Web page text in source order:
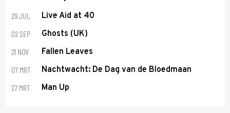
29 JUL Live Aid at 40
02 SEP Ghosts (UK)
21 NOV Fallen Leaves
07 MRT Nachtwacht: De Dag van de Bloedmaan
27 MRT Man Up